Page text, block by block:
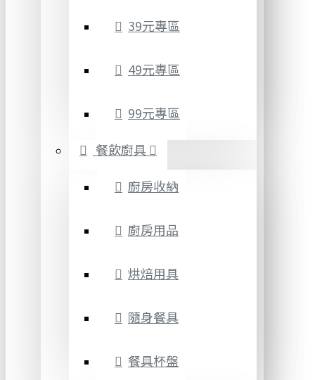
39元專區
49元專區
99元專區
餐飲廚具
廚房收納
廚房用品
烘焙用具
隨身餐具
餐具杯盤